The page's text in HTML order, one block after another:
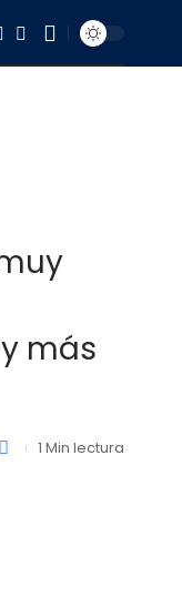
más
1 Min lectura